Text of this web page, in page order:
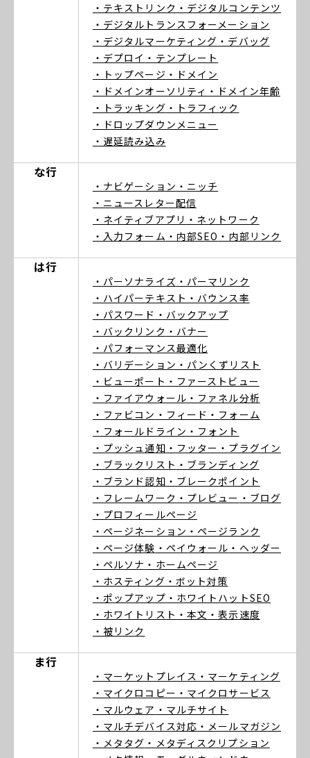
・テキストリンク ・デジタルコンテンツ
・デジタルトランスフォーメーション
・デジタルマーケティング ・デバッグ
・デプロイ ・テンプレート
・トップページ ・ドメイン
・ドメインオーソリティ ・ドメイン年齢
・トラッキング ・トラフィック
・ドロップダウンメニュー
・遅延読み込み
な行
・ナビゲーション ・ニッチ
・ニュースレター配信
・ネイティブアプリ ・ネットワーク
・入力フォーム ・内部SEO ・内部リンク
は行
・パーソナライズ ・パーマリンク
・ハイパーテキスト ・バウンス率
・パスワード ・バックアップ
・バックリンク ・バナー
・パフォーマンス最適化
・バリデーション ・パンくずリスト
・ビューポート ・ファーストビュー
・ファイアウォール ・ファネル分析
・ファビコン ・フィード ・フォーム
・フォールドライン ・フォント
・プッシュ通知 ・フッター ・プラグイン
・ブラックリスト ・ブランディング
・ブランド認知 ・ブレークポイント
・フレームワーク ・プレビュー ・ブログ
・プロフィールページ
・ページネーション ・ページランク
・ページ体験 ・ペイウォール ・ヘッダー
・ペルソナ ・ホームページ
・ホスティング ・ボット対策
・ポップアップ ・ホワイトハットSEO
・ホワイトリスト ・本文 ・表示速度
・被リンク
ま行
・マーケットプレイス ・マーケティング
・マイクロコピー ・マイクロサービス
・マルウェア ・マルチサイト
・マルチデバイス対応 ・メールマガジン
・メタタグ ・メタディスクリプション